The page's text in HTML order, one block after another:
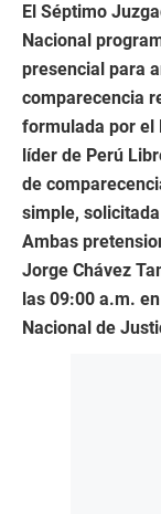
El Séptimo
Nacional
presencial para
comparecencia
formulada por el
líder de Perú
de
simple,
Ambas
Jorge Chávez
las 09:00 a.m.
Nacional de